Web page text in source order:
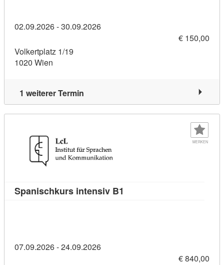
02.09.2026 - 30.09.2026
€ 150,00
Volkertplatz 1/19
1020 Wien
1 weiterer Termin
MERKEN
Spanischkurs intensiv B1
07.09.2026 - 24.09.2026
€ 840,00